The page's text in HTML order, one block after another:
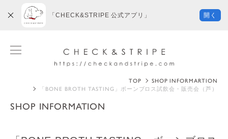
TOP
SHOP INFORMARTION
「BONE BROTH TASTING」ボーンブロス試飲会・販売会（芦）
SHOP INFORMATION
「CHECK&STRIPE 公式アプリ」 開く